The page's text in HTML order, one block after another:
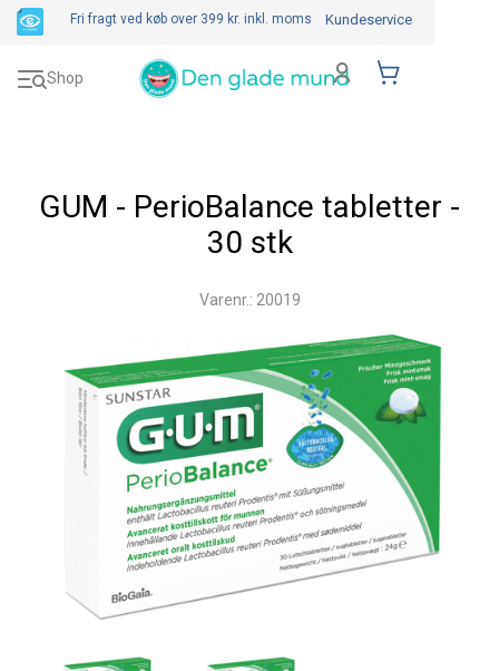
GUM - PerioBalance tabletter -
30 stk
Varenr.: 20019
Fri fragt ved køb over 399 kr. inkl. moms Kundeservice
Shop
Toggle
navigation